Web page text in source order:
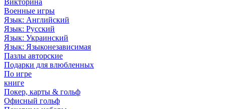
Викторина
Военные игры
Язык: Английский
Язык: Русский
Язык: Украинский
Язык: Языконезависимая
Пазлы авторские
Подарки для влюбленных
По игре
книге
Покер, карты & гольф
Офисный гольф